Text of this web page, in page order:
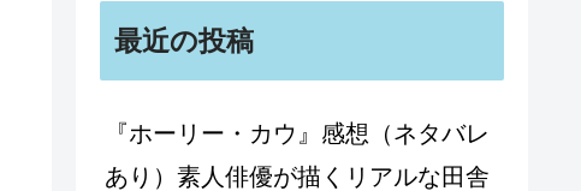
最近の投稿
『ホーリー・カウ』感想（ネタバレ
あり）素人俳優が描くリアルな田舎